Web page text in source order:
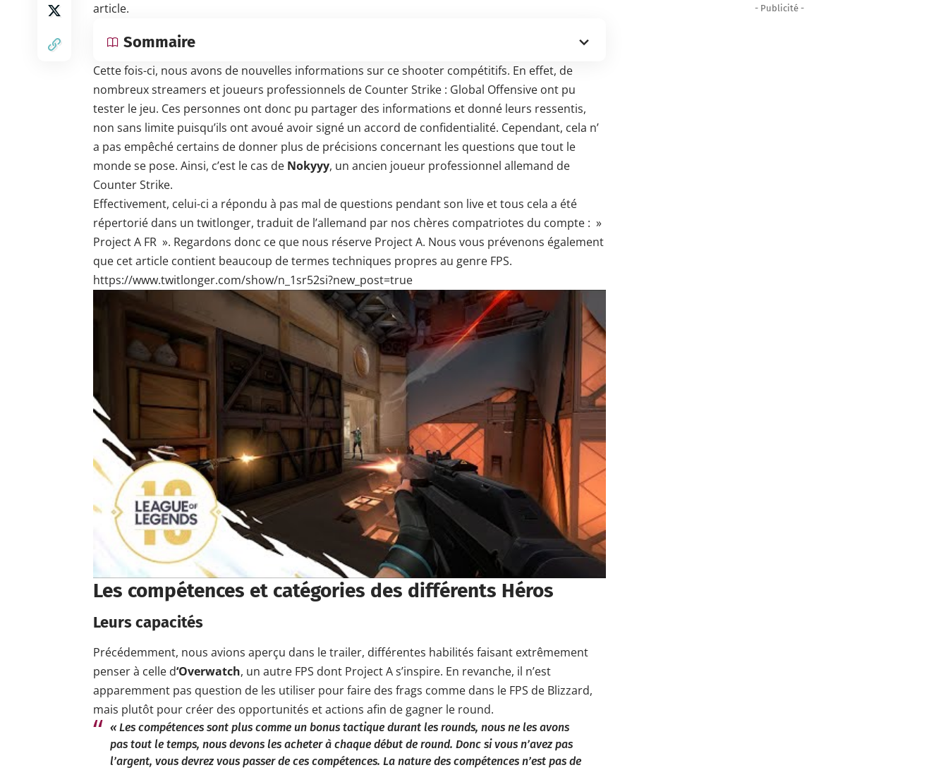
article.
Sommaire
Cette fois-ci, nous avons de nouvelles informations sur ce shooter compétitifs. En effet, de
nombreux streamers et joueurs professionnels de Counter Strike : Global Offensive ont pu
tester le jeu. Ces personnes ont donc pu partager des informations et donné leurs ressentis,
non sans limite puisqu’ils ont avoué avoir signé un accord de confidentialité. Cependant, cela n’
a pas empêché certains de donner plus de précisions concernant les questions que tout le
monde se pose. Ainsi, c’est le cas de Nokyyy, un ancien joueur professionnel allemand de
Counter Strike.
Effectivement, celui-ci a répondu à pas mal de questions pendant son live et tous cela a été
répertorié dans un twitlonger, traduit de l’allemand par nos chères compatriotes du compte : »
Project A FR ». Regardons donc ce que nous réserve Project A. Nous vous prévenons également
que cet article contient beaucoup de termes techniques propres au genre FPS.
https://www.twitlonger.com/show/n_1sr52si?new_post=true
Les compétences et catégories des différents Héros
Leurs capacités
Précédemment, nous avions aperçu dans le trailer, différentes habilités faisant extrêmement
penser à celle d‘Overwatch, un autre FPS dont Project A s’inspire. En revanche, il n’est
apparemment pas question de les utiliser pour faire des frags comme dans le FPS de Blizzard,
mais plutôt pour créer des opportunités et actions afin de gagner le round.
« Les compétences sont plus comme un bonus tactique durant les rounds, nous ne les avons
pas tout le temps, nous devons les acheter à chaque début de round. Donc si vous n’avez pas
l’argent, vous devrez vous passer de ces compétences. La nature des compétences n’est pas de
- Publicité -